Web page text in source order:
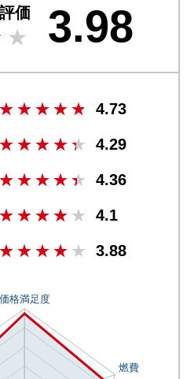
価 3.98
4.73
4.29
4.36
4.1
3.88